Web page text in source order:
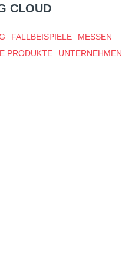
CLOUD
FALLBEISPIELE
MESSEN
PRODUKTE
UNTERNEHMEN